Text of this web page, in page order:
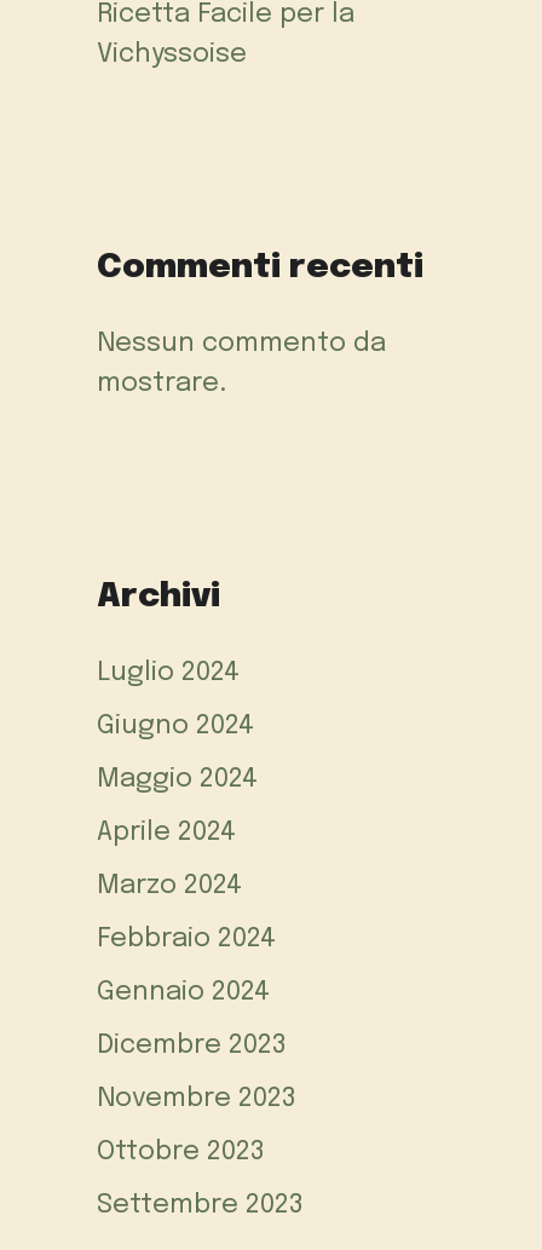
Ricetta Facile per la
Vichyssoise
Commenti recenti
Nessun commento da
mostrare.
Archivi
Luglio 2024
Giugno 2024
Maggio 2024
Aprile 2024
Marzo 2024
Febbraio 2024
Gennaio 2024
Dicembre 2023
Novembre 2023
Ottobre 2023
Settembre 2023